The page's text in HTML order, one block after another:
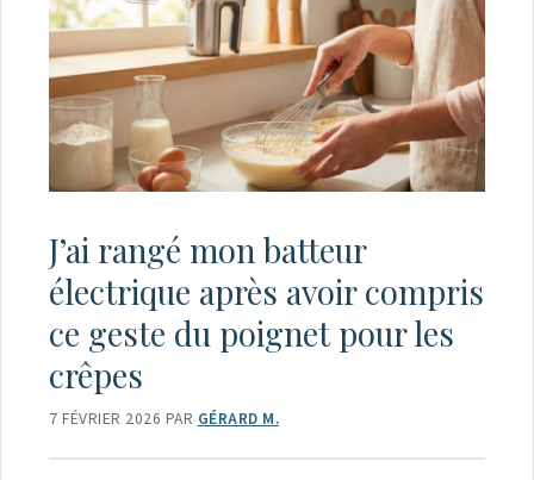
J’ai rangé mon batteur
électrique après avoir compris
ce geste du poignet pour les
crêpes
7 FÉVRIER 2026 PAR GÉRARD M.